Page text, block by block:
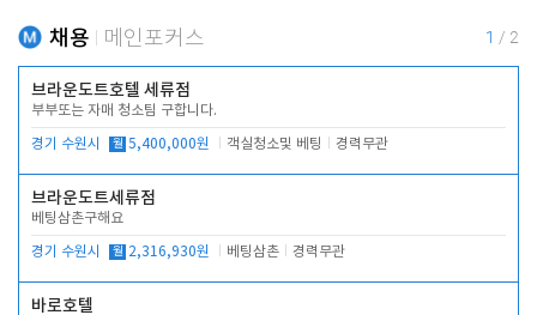
채용 메인포커스 1 / 2
브라운도트호텔 세류점
부부또는 자매 청소팀 구합니다.
경기 수원시 월 5,400,000원 객실청소및 베팅 경력무관
브라운도트세류점
베팅삼촌구해요
경기 수원시 월 2,316,930원 베팅삼촌 경력무관
바로호텔